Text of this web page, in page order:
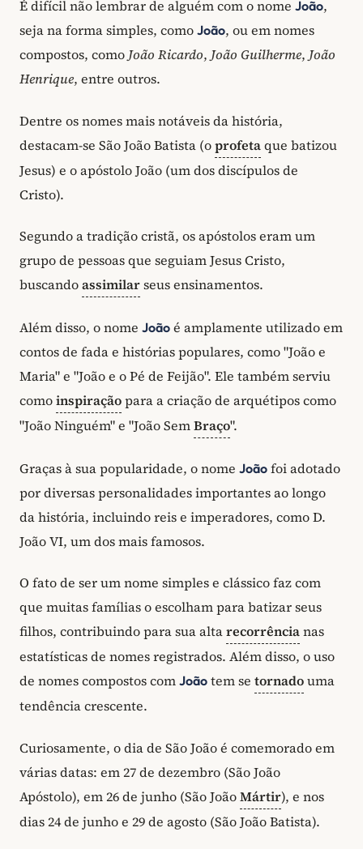
É difícil não lembrar de alguém com o nome João,
seja na forma simples, como João, ou em nomes
compostos, como João Ricardo, João Guilherme, João
Henrique, entre outros.
Dentre os nomes mais notáveis da história,
destacam-se São João Batista (oprofetaque batizou
Jesus) e o apóstolo João (um dos discípulos de
Cristo).
Segundo a tradição cristã, os apóstolos eram um
grupo de pessoas que seguiam Jesus Cristo,
buscandoassimilarseus ensinamentos.
Além disso, o nome João é amplamente utilizado em
contos de fada e histórias populares, como "João e
Maria" e "João e o Pé de Feijão". Ele também serviu
comoinspiraçãopara a criação de arquétipos como
"João Ninguém" e "João SemBraço".
Graças à sua popularidade, o nome João foi adotado
por diversas personalidades importantes ao longo
da história, incluindo reis e imperadores, como D.
João VI, um dos mais famosos.
O fato de ser um nome simples e clássico faz com
que muitas famílias o escolham para batizar seus
filhos, contribuindo para sua altarecorrêncianas
estatísticas de nomes registrados. Além disso, o uso
de nomes compostos com João tem se tornadouma
tendência crescente.
Curiosamente, o dia de São João é comemorado em
várias datas: em 27 de dezembro (São João
Apóstolo), em 26 de junho (São JoãoMártir), e nos
dias 24 de junho e 29 de agosto (São João Batista).